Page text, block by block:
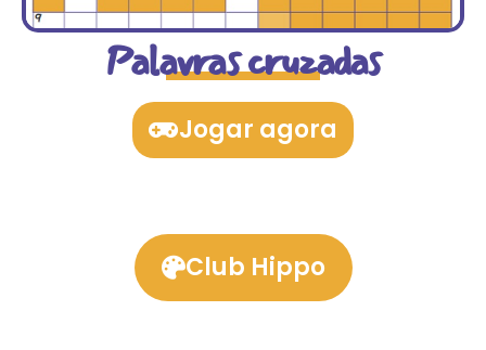
Palavras cruzadas
Jogar agora
Club Hippo